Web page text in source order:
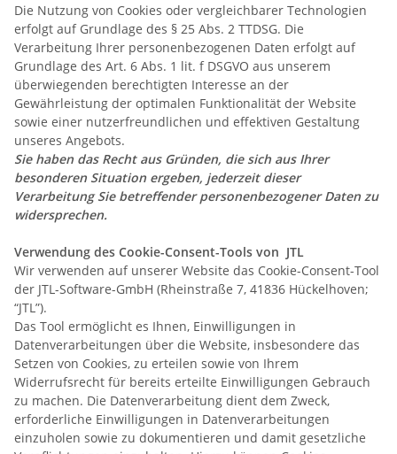
Die Nutzung von Cookies oder vergleichbarer Technologien
erfolgt auf Grundlage des § 25 Abs. 2 TTDSG. Die
Verarbeitung Ihrer personenbezogenen Daten erfolgt auf
Grundlage des Art. 6 Abs. 1 lit. f DSGVO aus unserem
überwiegenden berechtigten Interesse an der
Gewährleistung der optimalen Funktionalität der Website
sowie einer nutzerfreundlichen und effektiven Gestaltung
unseres Angebots.
Sie haben das Recht aus Gründen, die sich aus Ihrer
besonderen Situation ergeben, jederzeit dieser
Verarbeitung Sie betreffender personenbezogener Daten zu
widersprechen.
Verwendung des Cookie-Consent-Tools von JTL
Wir verwenden auf unserer Website das Cookie-Consent-Tool
der JTL-Software-GmbH (Rheinstraße 7, 41836 Hückelhoven;
“JTL”).
Das Tool ermöglicht es Ihnen, Einwilligungen in
Datenverarbeitungen über die Website, insbesondere das
Setzen von Cookies, zu erteilen sowie von Ihrem
Widerrufsrecht für bereits erteilte Einwilligungen Gebrauch
zu machen. Die Datenverarbeitung dient dem Zweck,
erforderliche Einwilligungen in Datenverarbeitungen
einzuholen sowie zu dokumentieren und damit gesetzliche